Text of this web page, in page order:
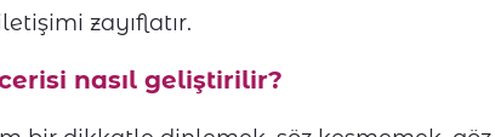
zayıflatır.
nasıl geliştirilir?